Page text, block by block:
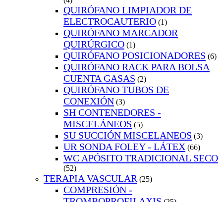
QUIRÓFANO LIMPIADOR DE
ELECTROCAUTERIO (1)
QUIRÓFANO MARCADOR
QUIRÚRGICO (1)
QUIRÓFANO POSICIONADORES (6)
QUIRÓFANO RACK PARA BOLSA
CUENTA GASAS (2)
QUIRÓFANO TUBOS DE
CONEXIÓN (3)
SH CONTENEDORES -
MISCELÁNEOS (5)
SU SUCCIÓN MISCELANEOS (3)
UR SONDA FOLEY - LÁTEX (66)
WC APÓSITO TRADICIONAL SECO
(52)
TERAPIA VASCULAR (25)
COMPRESIÓN -